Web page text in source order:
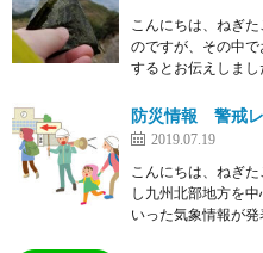
こんにちは、ねぎ
のですが、その中
するとお伝えしま
防災情報 警戒
2019.07.19
こんにちは、ねぎ
し九州北部地方を
いった気象情報が